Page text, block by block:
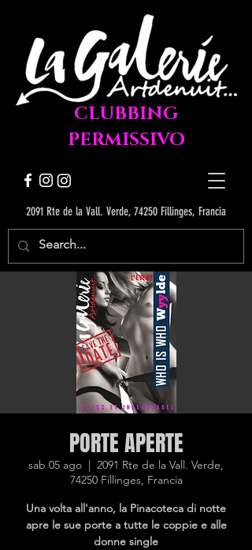
2091 Rte de la Vall. Verde, 74250 Fillinges, Francia
CLUBBING
PERMISSIVO
PORTE APERTE
sab 05 ago
  |
2091 Rte de la Vall. Verde,
74250 Fillinges, Francia
Una volta all'anno, la Pinacoteca di notte
apre le sue porte a tutte le coppie e alle
donne single